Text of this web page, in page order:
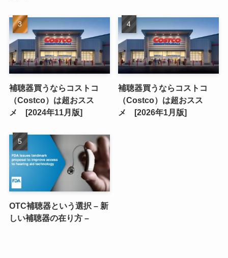
補聴器買うならコストコ
（Costco）は超おスス
メ [2024年11月版]
補聴器買うならコストコ
（Costco）は超おスス
メ [2026年1月版]
OTC補聴器という選択 – 新
しい補聴器の在り方 –